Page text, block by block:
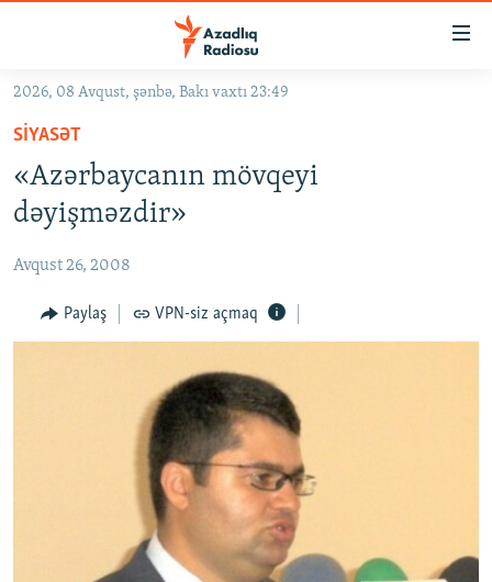
Əsas
qayıt
Əsas
naviqasiyaya
qayıt
GÜNDƏM
KORRUPSIOMETR
#ƏSLINDƏ
FƏRQƏ BAX
QANUNI DOĞRU
AZƏRBAYCAN ƏDƏBIYYATI KITABXANASI
İSLAM VƏ DEMOKRATIYA
PEŞƏ ETIKASI VƏ JURNALISTIKA STANDARTLARIMIZ
2026, 08 Avqust, şənbə, Bakı vaxtı 23:49
SIYASƏT
«Azərbaycanın mövqeyi
dəyişməzdir»
Avqust 26, 2008
Paylaş VPN-siz açmaq